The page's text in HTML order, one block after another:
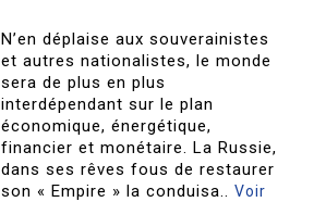
N’en déplaise aux souverainistes
et autres nationalistes, le monde
sera de plus en plus
interdépendant sur le plan
économique, énergétique,
financier et monétaire. La Russie,
dans ses rêves fous de restaurer
son « Empire » la conduisa..Voir